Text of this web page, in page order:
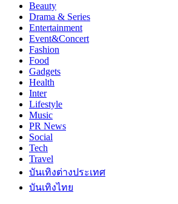
Beauty
Drama & Series
Entertainment
Event&Concert
Fashion
Food
Gadgets
Health
Inter
Lifestyle
Music
PR News
Social
Tech
Travel
บันเทิงต่างประเทศ
บันเทิงไทย